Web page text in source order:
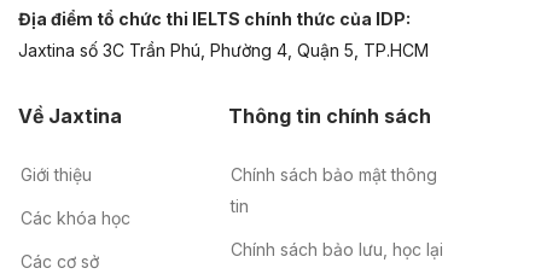
Địa điểm tổ chức thi IELTS chính thức của IDP:
Jaxtina số 3C Trần Phú, Phường 4, Quận 5, TP.HCM
Về Jaxtina
Giới thiệu
Các khóa học
Các cơ sở
Thông tin chính sách
Chính sách bảo mật thông
tin
Chính sách bảo lưu, học lại